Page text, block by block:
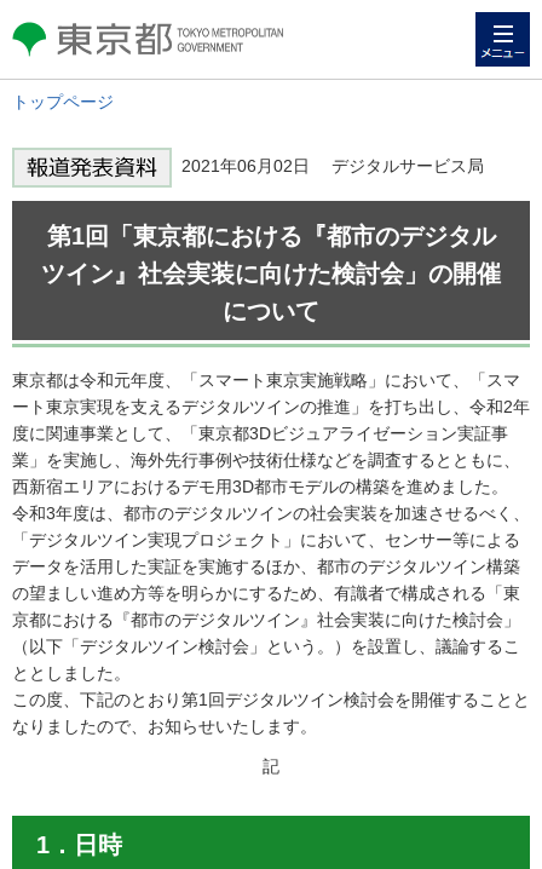
東京都 TOKYO METROPOLITAN
GOVERNMENT
トップページ
2021年06月02日 デジタルサービス局
第1回「東京都における『都市のデジタル
ツイン』社会実装に向けた検討会」の開催
について
東京都は令和元年度、「スマート東京実施戦略」において、「スマ
ート東京実現を支えるデジタルツインの推進」を打ち出し、令和2年
度に関連事業として、「東京都3Dビジュアライゼーション実証事
業」を実施し、海外先行事例や技術仕様などを調査するとともに、
西新宿エリアにおけるデモ用3D都市モデルの構築を進めました。
令和3年度は、都市のデジタルツインの社会実装を加速させるべく、
「デジタルツイン実現プロジェクト」において、センサー等による
データを活用した実証を実施するほか、都市のデジタルツイン構築
の望ましい進め方等を明らかにするため、有識者で構成される「東
京都における『都市のデジタルツイン』社会実装に向けた検討会」
（以下「デジタルツイン検討会」という。）を設置し、議論するこ
ととしました。
この度、下記のとおり第1回デジタルツイン検討会を開催することと
なりましたので、お知らせいたします。
記
1．日時